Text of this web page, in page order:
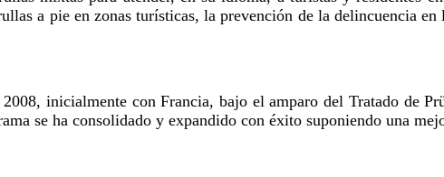
a pie en zonas turísticas, la prevención de la delincuencia
inicialmente con Francia, bajo el amparo del Tratado de
se ha consolidado y expandido con éxito suponiendo una